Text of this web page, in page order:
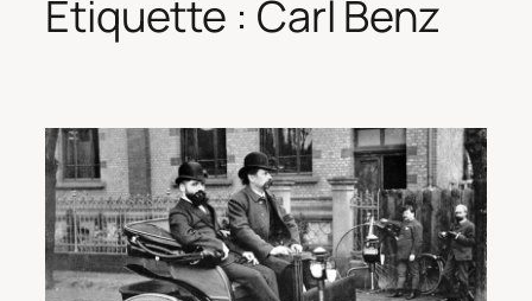
Étiquette : Carl Benz